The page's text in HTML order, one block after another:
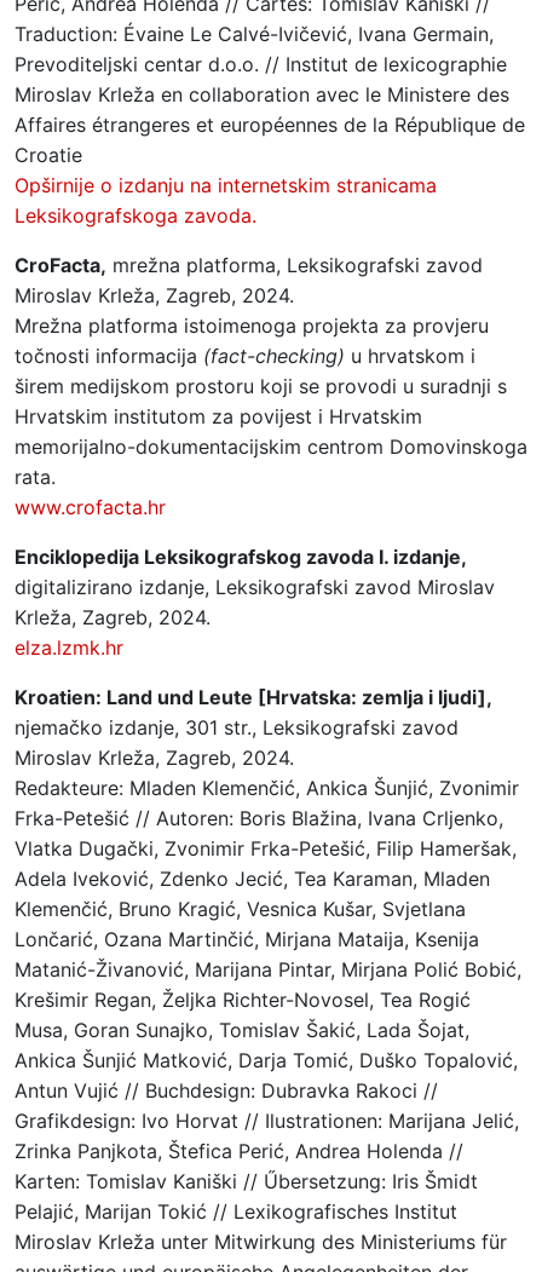
Traduction: Évaine Le Calvé-Ivičević, Ivana Germain,
Prevoditeljski centar d.o.o. // Institut de lexicographie
Miroslav Krleža en collaboration avec le Ministere des
Affaires étrangeres et européennes de la République de
Croatie
Opširnije o izdanju na internetskim stranicama
Leksikografskoga zavoda.
CroFacta, mrežna platforma, Leksikografski zavod
Miroslav Krleža, Zagreb, 2024.
Mrežna platforma istoimenoga projekta za provjeru
točnosti informacija (fact-checking) u hrvatskom i
širem medijskom prostoru koji se provodi u suradnji s
Hrvatskim institutom za povijest i Hrvatskim
memorijalno-dokumentacijskim centrom Domovinskoga
rata.
www.crofacta.hr
Enciklopedija Leksikografskog zavoda I. izdanje,
digitalizirano izdanje, Leksikografski zavod Miroslav
Krleža, Zagreb, 2024.
elza.lzmk.hr
Kroatien: Land und Leute [Hrvatska: zemlja i ljudi],
njemačko izdanje, 301 str., Leksikografski zavod
Miroslav Krleža, Zagreb, 2024.
Redakteure: Mladen Klemenčić, Ankica Šunjić, Zvonimir
Frka-Petešić // Autoren: Boris Blažina, Ivana Crljenko,
Vlatka Dugački, Zvonimir Frka-Petešić, Filip Hameršak,
Adela Iveković, Zdenko Jecić, Tea Karaman, Mladen
Klemenčić, Bruno Kragić, Vesnica Kušar, Svjetlana
Lončarić, Ozana Martinčić, Mirjana Mataija, Ksenija
Matanić-Živanović, Marijana Pintar, Mirjana Polić Bobić,
Krešimir Regan, Željka Richter-Novosel, Tea Rogić
Musa, Goran Sunajko, Tomislav Šakić, Lada Šojat,
Ankica Šunjić Matković, Darja Tomić, Duško Topalović,
Antun Vujić // Buchdesign: Dubravka Rakoci //
Grafikdesign: Ivo Horvat // Ilustrationen: Marijana Jelić,
Zrinka Panjkota, Štefica Perić, Andrea Holenda //
Karten: Tomislav Kaniški // Űbersetzung: Iris Šmidt
Pelajić, Marijan Tokić // Lexikografisches Institut
Miroslav Krleža unter Mitwirkung des Ministeriums für